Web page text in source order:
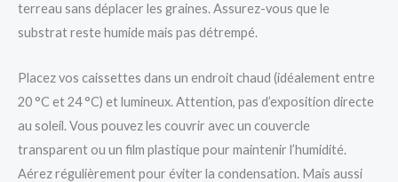
terreau sans déplacer les graines. Assurez-vous que le
substrat reste humide mais pas détrempé.
Placez vos caissettes dans un endroit chaud (idéalement entre
20 °C et 24 °C) et lumineux. Attention, pas d’exposition directe
au soleil. Vous pouvez les couvrir avec un couvercle
transparent ou un film plastique pour maintenir l’humidité.
Aérez régulièrement pour éviter la condensation. Mais aussi